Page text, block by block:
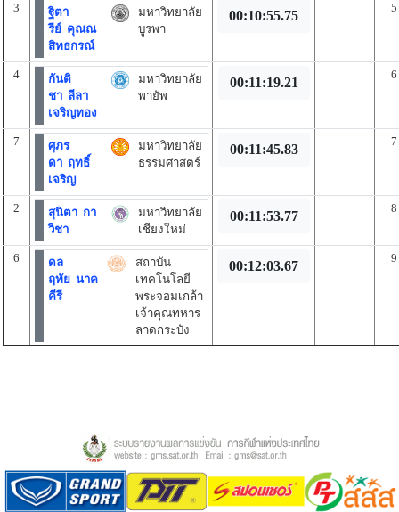
3
ฐิตา
รีย์ คุณณ
สิทธกรณ์
มหาวิทยาลัย
บูรพา
00:10:55.75
5
4
กันติ
ชา ลีลา
เจริญทอง
มหาวิทยาลัย
พายัพ
00:11:19.21
6
7
ศุภร
ดา ฤทธิ์
เจริญ
มหาวิทยาลัย
ธรรมศาสตร์
00:11:45.83
7
2
สุนิตา กา
วิชา
มหาวิทยาลัย
เชียงใหม่
00:11:53.77
8
6
ดล
ฤทัย นาค
คีรี
สถาบัน
เทคโนโลยี
พระจอมเกล้า
เจ้าคุณทหาร
ลาดกระบัง
00:12:03.67
9